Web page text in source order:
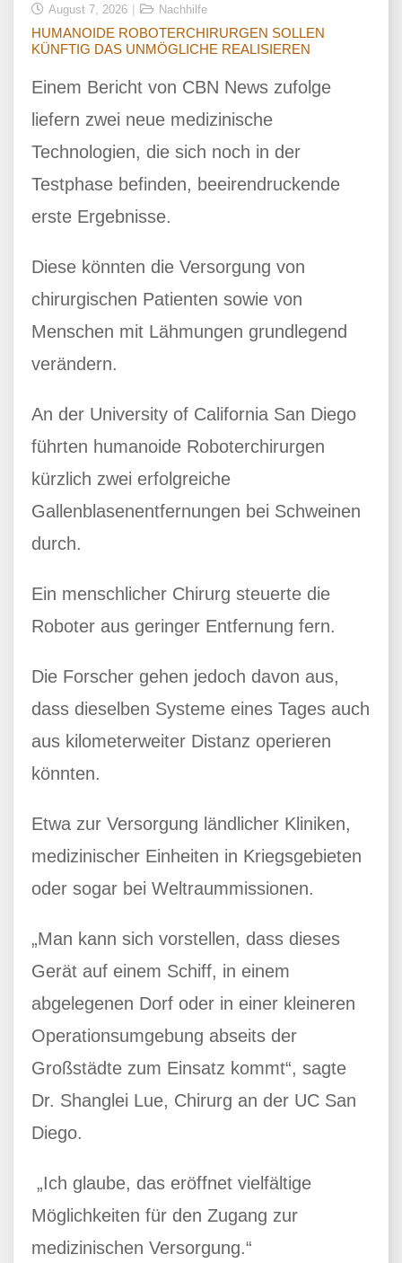
August 7, 2026 Nachhilfe
HUMANOIDE ROBOTERCHIRURGEN SOLLEN
KÜNFTIG DAS UNMÖGLICHE REALISIEREN
Einem Bericht von CBN News zufolge
liefern zwei neue medizinische
Technologien, die sich noch in der
Testphase befinden, beeirendruckende
erste Ergebnisse.
Diese könnten die Versorgung von
chirurgischen Patienten sowie von
Menschen mit Lähmungen grundlegend
verändern.
An der University of California San Diego
führten humanoide Roboterchirurgen
kürzlich zwei erfolgreiche
Gallenblasenentfernungen bei Schweinen
durch.
Ein menschlicher Chirurg steuerte die
Roboter aus geringer Entfernung fern.
Die Forscher gehen jedoch davon aus,
dass dieselben Systeme eines Tages auch
aus kilometerweiter Distanz operieren
könnten.
Etwa zur Versorgung ländlicher Kliniken,
medizinischer Einheiten in Kriegsgebieten
oder sogar bei Weltraummissionen.
„Man kann sich vorstellen, dass dieses
Gerät auf einem Schiff, in einem
abgelegenen Dorf oder in einer kleineren
Operationsumgebung abseits der
Großstädte zum Einsatz kommt“, sagte
Dr. Shanglei Lue, Chirurg an der UC San
Diego.
„Ich glaube, das eröffnet vielfältige
Möglichkeiten für den Zugang zur
medizinischen Versorgung.“